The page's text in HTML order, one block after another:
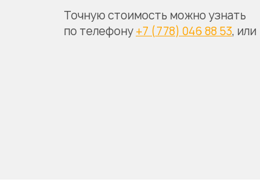
Точную стоимость можно узнать
по телефону +7 (778) 046 88 53, или